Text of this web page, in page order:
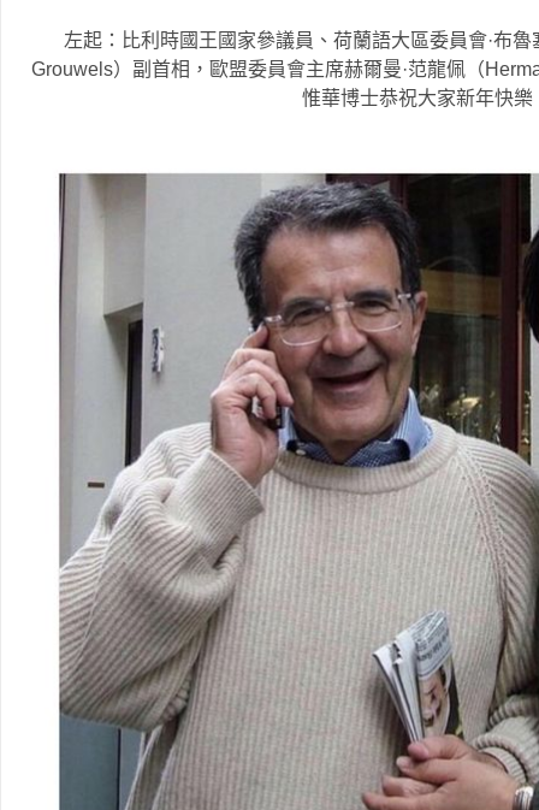
左起：比利時國王國家參議員、荷蘭語大區委員會·布
Grouwels）副首相，歐盟委員會主席赫爾曼·范龍佩（
惟華博士恭祝大家新年快樂